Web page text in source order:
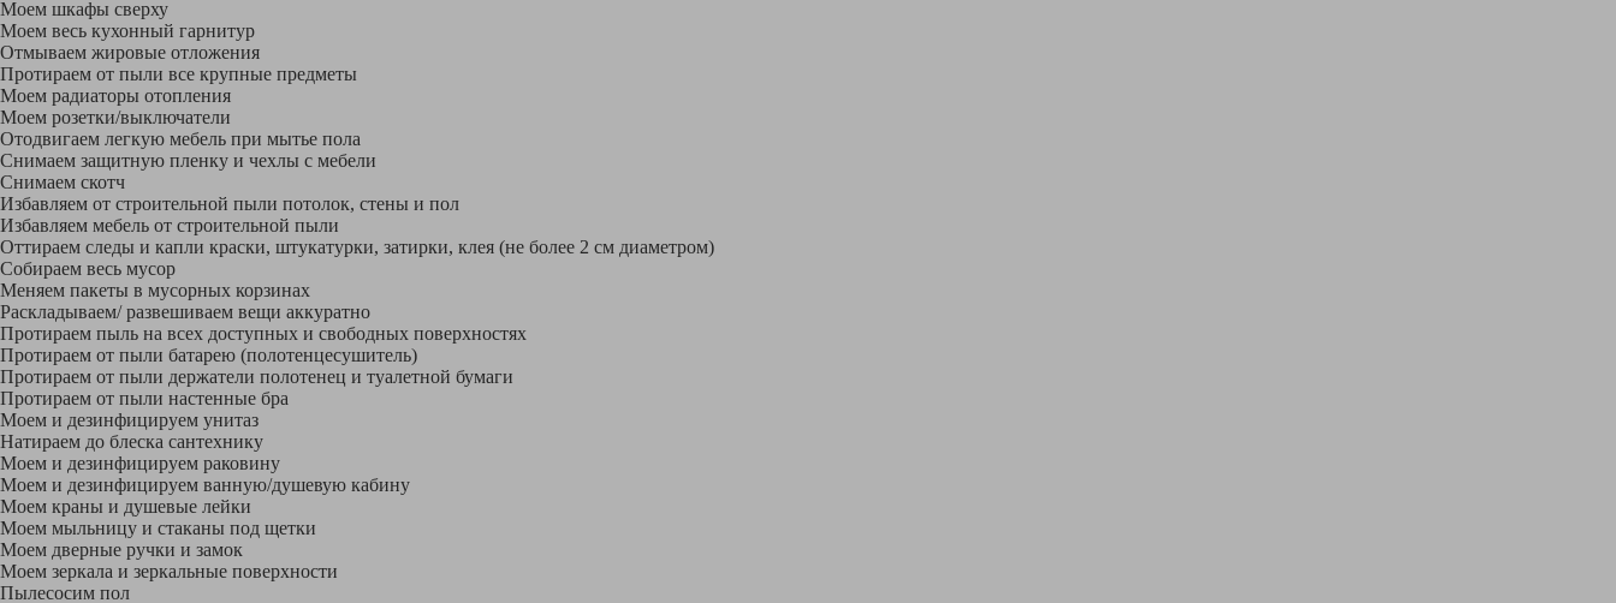
Моем шкафы сверху
Моем весь кухонный гарнитур
Отмываем жировые отложения
Протираем от пыли все крупные предметы
Моем радиаторы отопления
Моем розетки/выключатели
Отодвигаем легкую мебель при мытье пола
Снимаем защитную пленку и чехлы с мебели
Снимаем скотч
Избавляем от строительной пыли потолок, стены и пол
Избавляем мебель от строительной пыли
Оттираем следы и капли краски, штукатурки, затирки, клея (не более 2 см диаметром)
Собираем весь мусор
Меняем пакеты в мусорных корзинах
Раскладываем/ развешиваем вещи аккуратно
Протираем пыль на всех доступных и свободных поверхностях
Протираем от пыли батарею (полотенцесушитель)
Протираем от пыли держатели полотенец и туалетной бумаги
Протираем от пыли настенные бра
Моем и дезинфицируем унитаз
Натираем до блеска сантехнику
Моем и дезинфицируем раковину
Моем и дезинфицируем ванную/душевую кабину
Моем краны и душевые лейки
Моем мыльницу и стаканы под щетки
Моем дверные ручки и замок
Моем зеркала и зеркальные поверхности
Пылесосим пол